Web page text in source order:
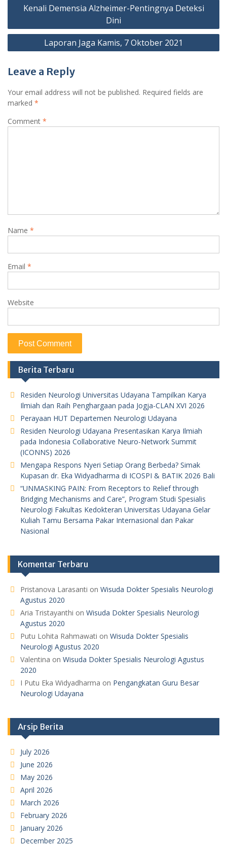
Kenali Demensia Alzheimer-Pentingnya Deteksi
Dini
Laporan Jaga Kamis, 7 Oktober 2021
Leave a Reply
Your email address will not be published. Required fields are
marked *
Comment *
Name *
Email *
Website
Berita Terbaru
Residen Neurologi Universitas Udayana Tampilkan Karya
Ilmiah dan Raih Penghargaan pada Jogja-CLAN XVI 2026
Perayaan HUT Departemen Neurologi Udayana
Residen Neurologi Udayana Presentasikan Karya Ilmiah
pada Indonesia Collaborative Neuro-Network Summit
(ICONNS) 2026
Mengapa Respons Nyeri Setiap Orang Berbeda? Simak
Kupasan dr. Eka Widyadharma di ICOSPI & BATIK 2026 Bali
“UNMASKING PAIN: From Receptors to Relief through
Bridging Mechanisms and Care”, Program Studi Spesialis
Neurologi Fakultas Kedokteran Universitas Udayana Gelar
Kuliah Tamu Bersama Pakar Internasional dan Pakar
Nasional
Komentar Terbaru
Pristanova Larasanti on Wisuda Dokter Spesialis Neurologi
Agustus 2020
Aria Tristayanthi on Wisuda Dokter Spesialis Neurologi
Agustus 2020
Putu Lohita Rahmawati on Wisuda Dokter Spesialis
Neurologi Agustus 2020
Valentina on Wisuda Dokter Spesialis Neurologi Agustus
2020
I Putu Eka Widyadharma on Pengangkatan Guru Besar
Neurologi Udayana
Arsip Berita
July 2026
June 2026
May 2026
April 2026
March 2026
February 2026
January 2026
December 2025